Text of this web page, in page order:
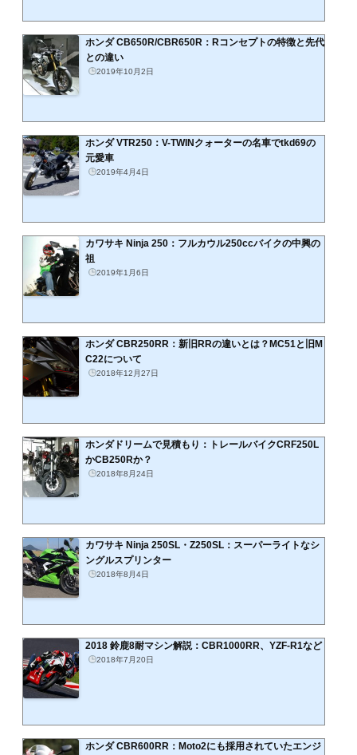
ホンダ CB650R/CBR650R：Rコンセプトの特徴と先代
との違い
2019年10月2日
ホンダ VTR250：V-TWINクォーターの名車でtkd69の
元愛車
2019年4月4日
カワサキ Ninja 250：フルカウル250ccバイクの中興の
祖
2019年1月6日
ホンダ CBR250RR：新旧RRの違いとは？MC51と旧M
C22について
2018年12月27日
ホンダドリームで見積もり：トレールバイクCRF250L
かCB250Rか？
2018年8月24日
カワサキ Ninja 250SL・Z250SL：スーパーライトなシ
ングルスプリンター
2018年8月4日
2018 鈴鹿8耐マシン解説：CBR1000RR、YZF-R1など
2018年7月20日
ホンダ CBR600RR：Moto2にも採用されていたエンジ